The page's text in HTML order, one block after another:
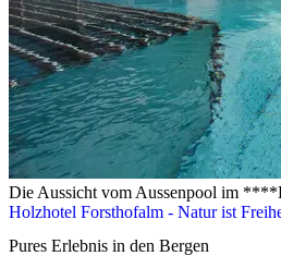
Die Aussicht vom Aussenpool im
Holzhotel Forsthofalm - Natur ist
Pures Erlebnis in den Bergen